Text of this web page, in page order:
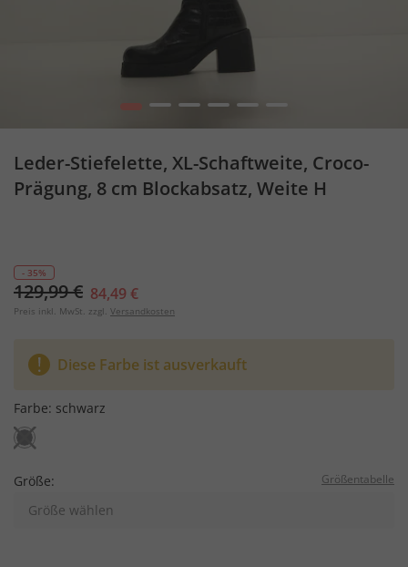
2 3 4 5 6
Leder-Stiefelette, XL-Schaftweite, Croco-
Prägung, 8 cm Blockabsatz, Weite H
- 35%
129,99 € 84,49 €
Preis inkl. MwSt. zzgl. Versandkosten
Diese Farbe ist ausverkauft
Farbe: schwarz
Größe: Größentabelle
Größe wählen